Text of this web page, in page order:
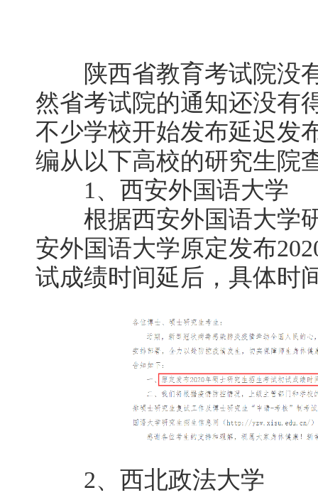
陕西省教育考试院没有
然省考试院的通知还没有
不少学校开始发布延迟发
编从以下高校的研究生院
1、西安外国语大学
根据西安外国语大学研
安外国语大学原定发布
试成绩时间延后，具体时
2、西北政法大学